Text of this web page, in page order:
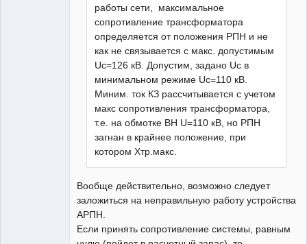
работы сети, максимальное
сопротивление трансформатора
определяется от положения РПН и не
как не связывается с макс. допустимым
Uc=126 кВ. Допустим, задано Uс в
минимальном режиме Uc=110 кВ.
Миним. ток КЗ рассчитывается с учетом
макс сопротивления трансформатора,
т.е. на обмотке ВН U=110 кВ, но РПН
загнан в крайнее положение, при
котором Хтр.макс.
Вообще действительно, возможно следует
заложиться на неправильную работу устройства
АРПН.
Если принять сопротивление системы, равным